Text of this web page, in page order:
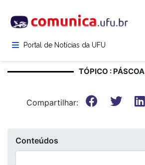
para
conteúdoPortal de Notícias da UFU
TÓPICO : PÁSCOA
Compartilhar:
Conteúdos